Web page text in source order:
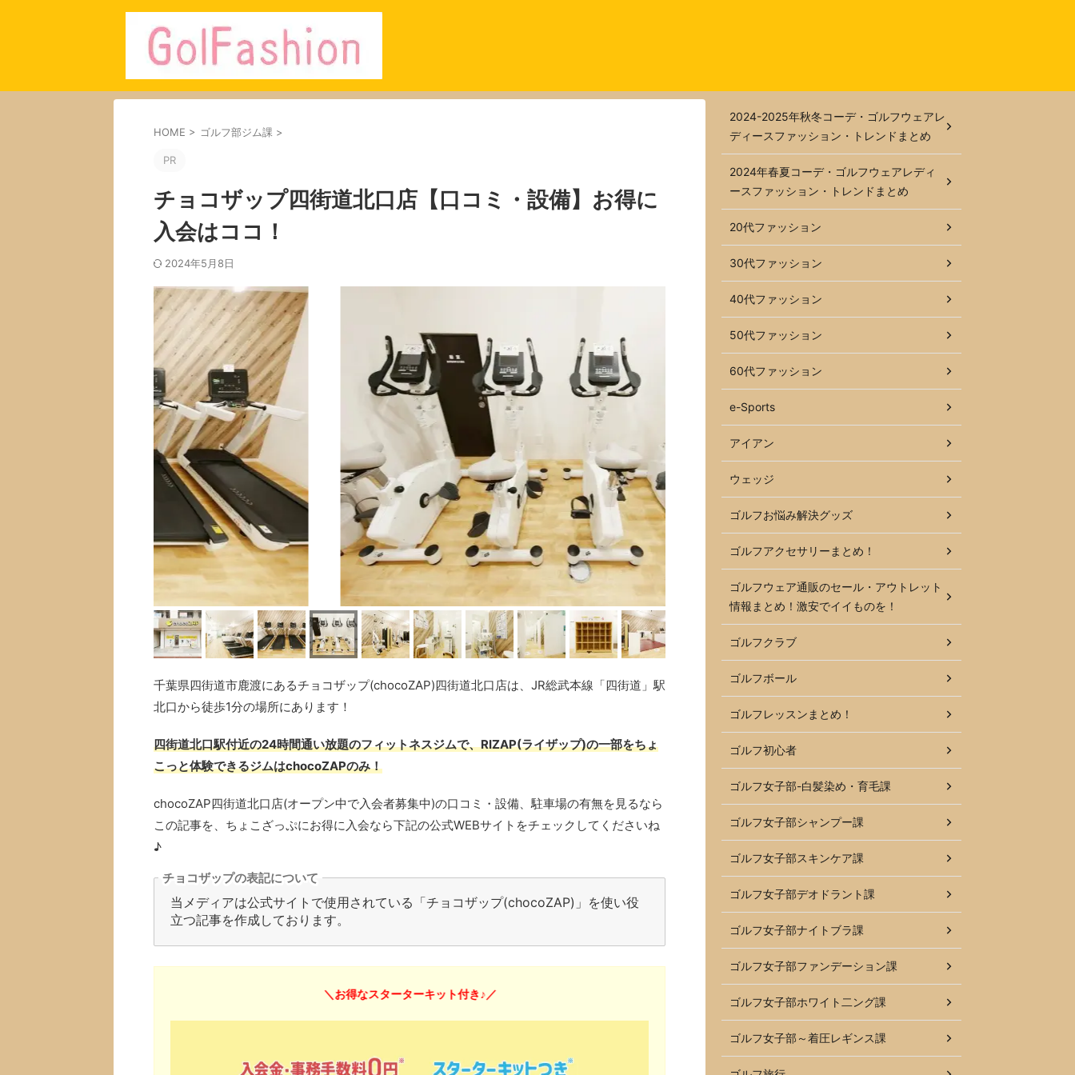
HOME > ゴルフ部ジム課 >
PR
チョコザップ四街道北口店【口コミ・設備】お得に
入会はココ！
2024年5月8日
千葉県四街道市鹿渡にあるチョコザップ(chocoZAP)四街道北口店は、JR総武本線「四街道」駅
北口から徒歩1分の場所にあります！
四街道北口駅付近の24時間通い放題のフィットネスジムで、RIZAP(ライザップ)の一部をちょ
こっと体験できるジムはchocoZAPのみ！
chocoZAP四街道北口店(オープン中で入会者募集中)の口コミ・設備、駐車場の有無を見るなら
この記事を、ちょこざっぷにお得に入会なら下記の公式WEBサイトをチェックしてくださいね
♪
チョコザップの表記について
当メディアは公式サイトで使用されている「チョコザップ(chocoZAP)」を使い役
立つ記事を作成しております。
＼お得なスターターキット付き♪／
2024-2025年秋冬コーデ・ゴルフウェアレ
ディースファッション・トレンドまとめ
2024年春夏コーデ・ゴルフウェアレディ
ースファッション・トレンドまとめ
20代ファッション
30代ファッション
40代ファッション
50代ファッション
60代ファッション
e-Sports
アイアン
ウェッジ
ゴルフお悩み解決グッズ
ゴルフアクセサリーまとめ！
ゴルフウェア通販のセール・アウトレット
情報まとめ！激安でイイものを！
ゴルフクラブ
ゴルフボール
ゴルフレッスンまとめ！
ゴルフ初心者
ゴルフ女子部-白髪染め・育毛課
ゴルフ女子部シャンプー課
ゴルフ女子部スキンケア課
ゴルフ女子部デオドラント課
ゴルフ女子部ナイトブラ課
ゴルフ女子部ファンデーション課
ゴルフ女子部ホワイト二ング課
ゴルフ女子部～着圧レギンス課